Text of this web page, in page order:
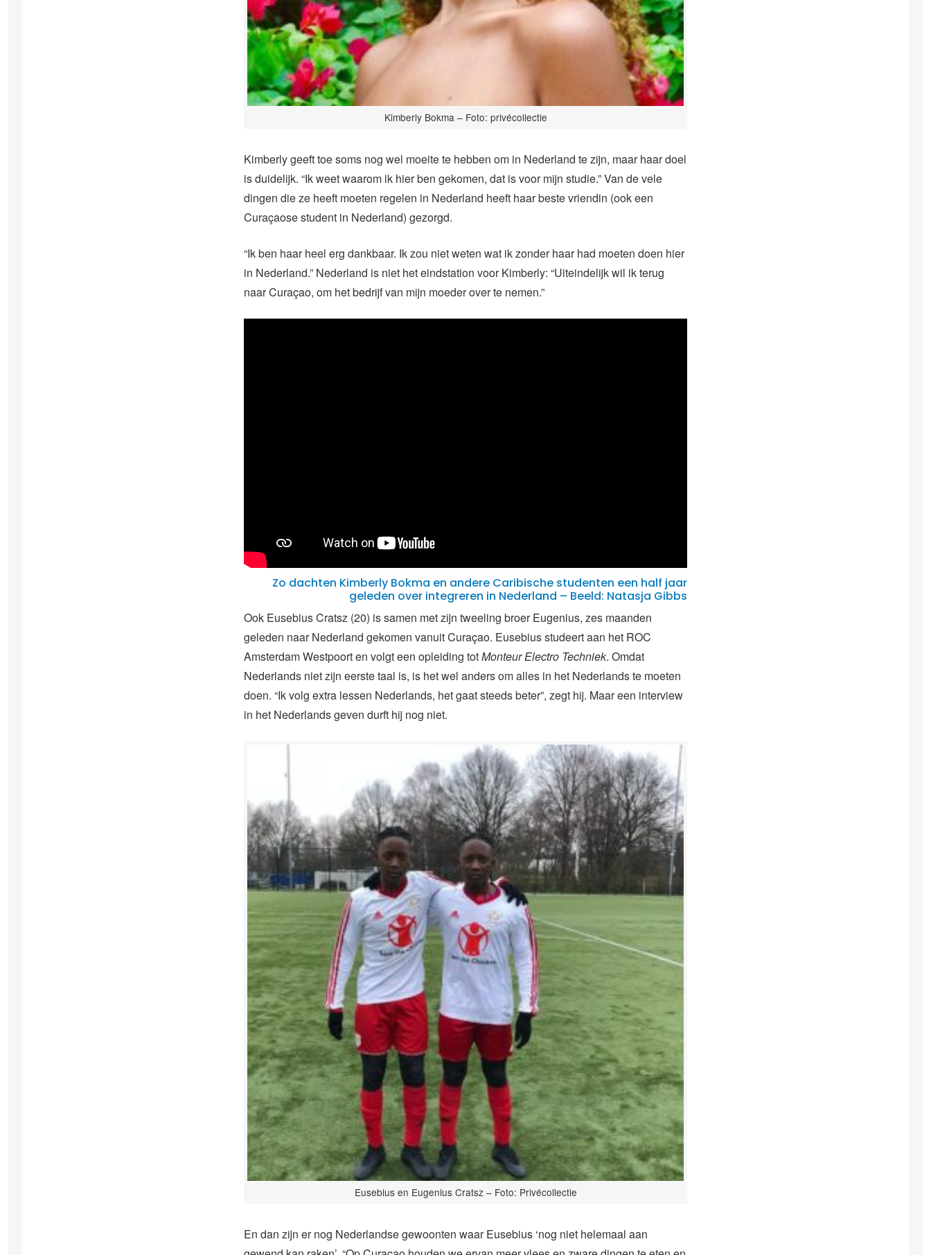
Kimberly Bokma – Foto: privécollectie
Kimberly geeft toe soms nog wel moeite te hebben om in Nederland te zijn, maar haar doel
is duidelijk. “Ik weet waarom ik hier ben gekomen, dat is voor mijn studie.” Van de vele
dingen die ze heeft moeten regelen in Nederland heeft haar beste vriendin (ook een
Curaçaose student in Nederland) gezorgd.
“Ik ben haar heel erg dankbaar. Ik zou niet weten wat ik zonder haar had moeten doen hier
in Nederland.” Nederland is niet het eindstation voor Kimberly: “Uiteindelijk wil ik terug
naar Curaçao, om het bedrijf van mijn moeder over te nemen.”
Zo dachten Kimberly Bokma en andere Caribische studenten een half jaar
geleden over integreren in Nederland – Beeld: Natasja Gibbs
Ook Eusebius Cratsz (20) is samen met zijn tweeling broer Eugenius, zes maanden
geleden naar Nederland gekomen vanuit Curaçao. Eusebius studeert aan het ROC
Amsterdam Westpoort en volgt een opleiding totMonteur Electro Techniek. Omdat
Nederlands niet zijn eerste taal is, is het wel anders om alles in het Nederlands te moeten
doen. “Ik volg extra lessen Nederlands, het gaat steeds beter”, zegt hij. Maar een interview
in het Nederlands geven durft hij nog niet.
Eusebius en Eugenius Cratsz – Foto: Privécollectie
En dan zijn er nog Nederlandse gewoonten waar Eusebius ‘nog niet helemaal aan